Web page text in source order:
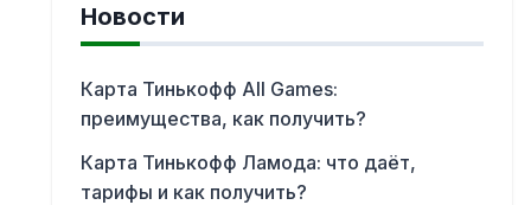
Новости
Карта Тинькофф All Games:
преимущества, как получить?
Карта Тинькофф Ламода: что даёт,
тарифы и как получить?